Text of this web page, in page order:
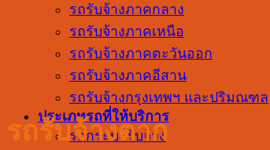
รถรับจ้างภาคกลาง
รถรับจ้างภาคเหนือ
รถรับจ้างภาคตะวันออก
รถรับจ้างภาคอีสาน
รถรับจ้างกรุงเทพฯ และปริมณฑล
ประเภทรถที่ให้บริการ
รถกระบะรับจ้าง
รถรับจ้างตาก